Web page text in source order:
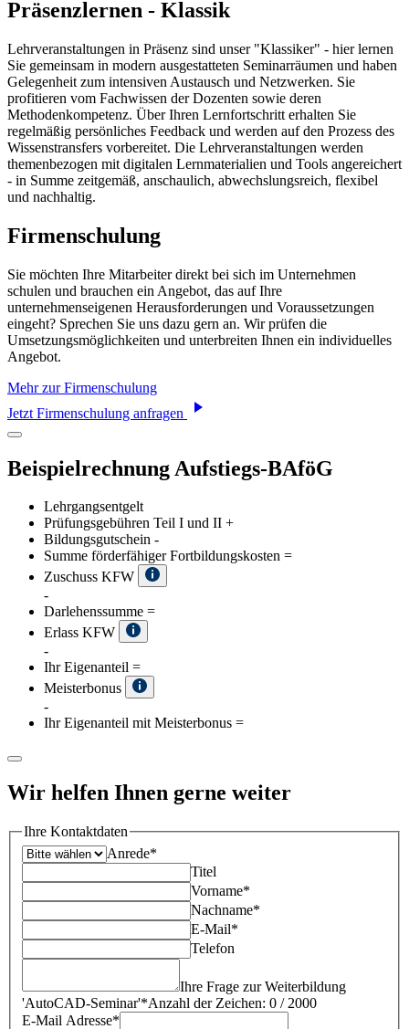
Präsenzlernen - Klassik
Lehrveranstaltungen in Präsenz sind unser "Klassiker" - hier lernen
Sie gemeinsam in modern ausgestatteten Seminarräumen und haben
Gelegenheit zum intensiven Austausch und Netzwerken. Sie
profitieren vom Fachwissen der Dozenten sowie deren
Methodenkompetenz. Über Ihren Lernfortschritt erhalten Sie
regelmäßig persönliches Feedback und werden auf den Prozess des
Wissenstransfers vorbereitet. Die Lehrveranstaltungen werden
themenbezogen mit digitalen Lernmaterialien und Tools angereichert
- in Summe zeitgemäß, anschaulich, abwechslungsreich, flexibel
und nachhaltig.
Firmenschulung
Sie möchten Ihre Mitarbeiter direkt bei sich im Unternehmen
schulen und brauchen ein Angebot, das auf Ihre
unternehmenseigenen Herausforderungen und Voraussetzungen
eingeht? Sprechen Sie uns dazu gern an. Wir prüfen die
Umsetzungsmöglichkeiten und unterbreiten Ihnen ein individuelles
Angebot.
Mehr zur Firmenschulung
Jetzt Firmenschulung anfragen
Beispielrechnung Aufstiegs-BAföG
Lehrgangsentgelt
Prüfungsgebühren Teil I und II +
Bildungsgutschein -
Summe förderfähiger Fortbildungskosten =
Zuschuss KFW
-
Darlehenssumme =
Erlass KFW
-
Ihr Eigenanteil =
Meisterbonus
-
Ihr Eigenanteil mit Meisterbonus =
Wir helfen Ihnen gerne weiter
Ihre Kontaktdaten
Anrede*
Titel
Vorname*
Nachname*
E-Mail*
Telefon
Ihre Frage zur Weiterbildung
'AutoCAD-Seminar'*Anzahl der Zeichen: 0 / 2000
E-Mail Adresse*